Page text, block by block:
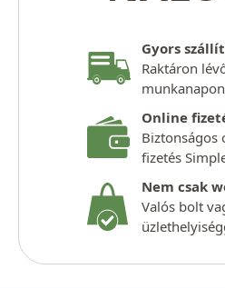
Gyors
Raktáron
Online
Biztonságos
fizetés
Nem csak
Valós bolt